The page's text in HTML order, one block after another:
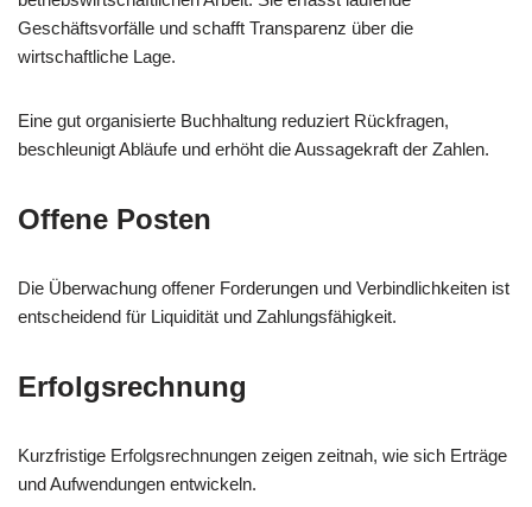
Geschäftsvorfälle und schafft Transparenz über die
wirtschaftliche Lage.
Eine gut organisierte Buchhaltung reduziert Rückfragen,
beschleunigt Abläufe und erhöht die Aussagekraft der Zahlen.
Offene Posten
Die Überwachung offener Forderungen und Verbindlichkeiten ist
entscheidend für Liquidität und Zahlungsfähigkeit.
Erfolgsrechnung
Kurzfristige Erfolgsrechnungen zeigen zeitnah, wie sich Erträge
und Aufwendungen entwickeln.